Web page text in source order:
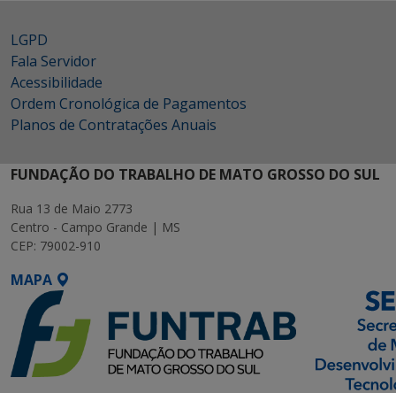
LGPD
Fala Servidor
Acessibilidade
Ordem Cronológica de Pagamentos
Planos de Contratações Anuais
FUNDAÇÃO DO TRABALHO DE MATO GROSSO DO SUL
Rua 13 de Maio 2773
Centro - Campo Grande | MS
CEP: 79002-910
MAPA